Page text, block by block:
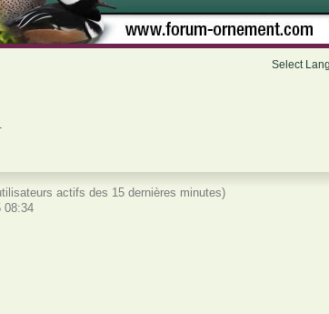
Select
actifs des 15 dernières minutes)
08:34